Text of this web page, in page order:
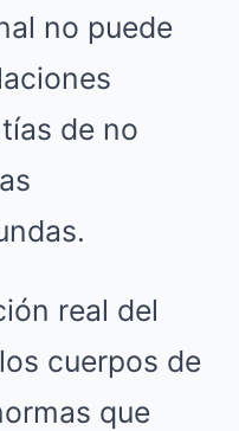
no puede
de no
real del
cuerpos de
que